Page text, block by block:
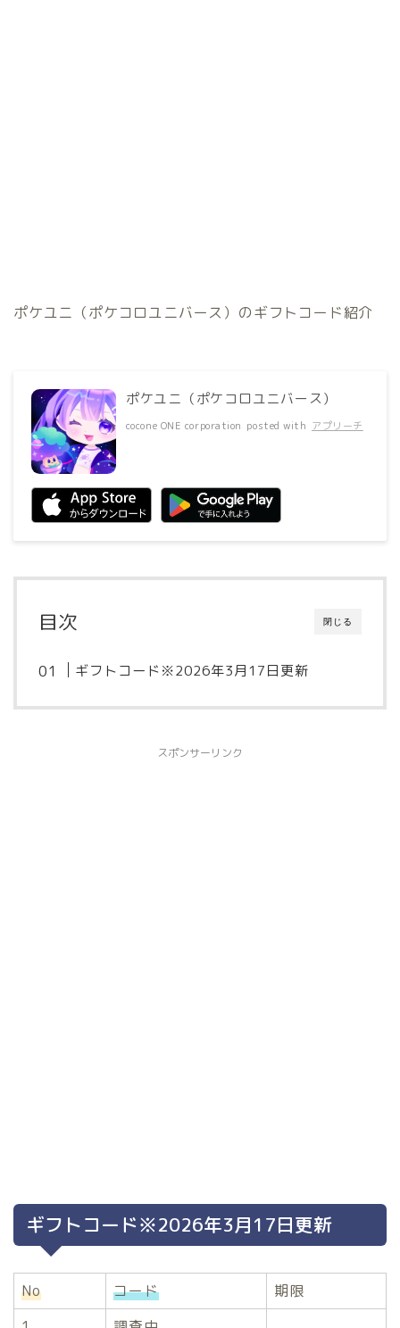
ポケユニ（ポケコロユニバース）のギフトコード紹介
ポケユニ（ポケコロユニバース）
cocone ONE corporation posted with アプリーチ
閉じる
目次
ギフトコード※2026年3月17日更新
スポンサーリンク
ギフトコード※2026年3月17日更新
No コード
期限